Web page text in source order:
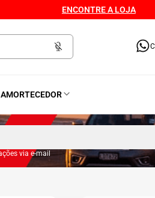
ENCONTRE A LOJA
AMORTECEDOR
via e-mail